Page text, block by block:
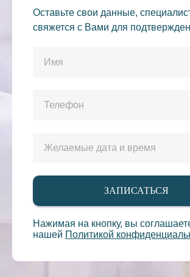
Оставьте свои данные,
свяжется с Вами для
ЗАПИСАТЬСЯ
Нажимая на кнопку, вы
нашей Политикой